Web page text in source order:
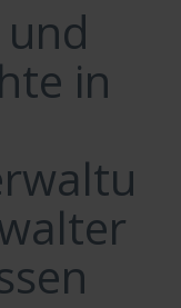
in